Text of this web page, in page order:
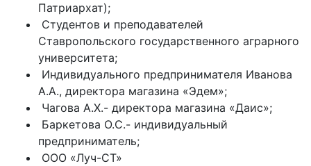
Патриархат);
Студентов и преподавателей
Ставропольского государственного аграрного
университета;
Индивидуального предпринимателя Иванова
А.А., директора магазина «Эдем»;
Чагова А.Х.- директора магазина «Даис»;
Баркетова О.С.- индивидуальный
предприниматель;
ООО «Луч-СТ»